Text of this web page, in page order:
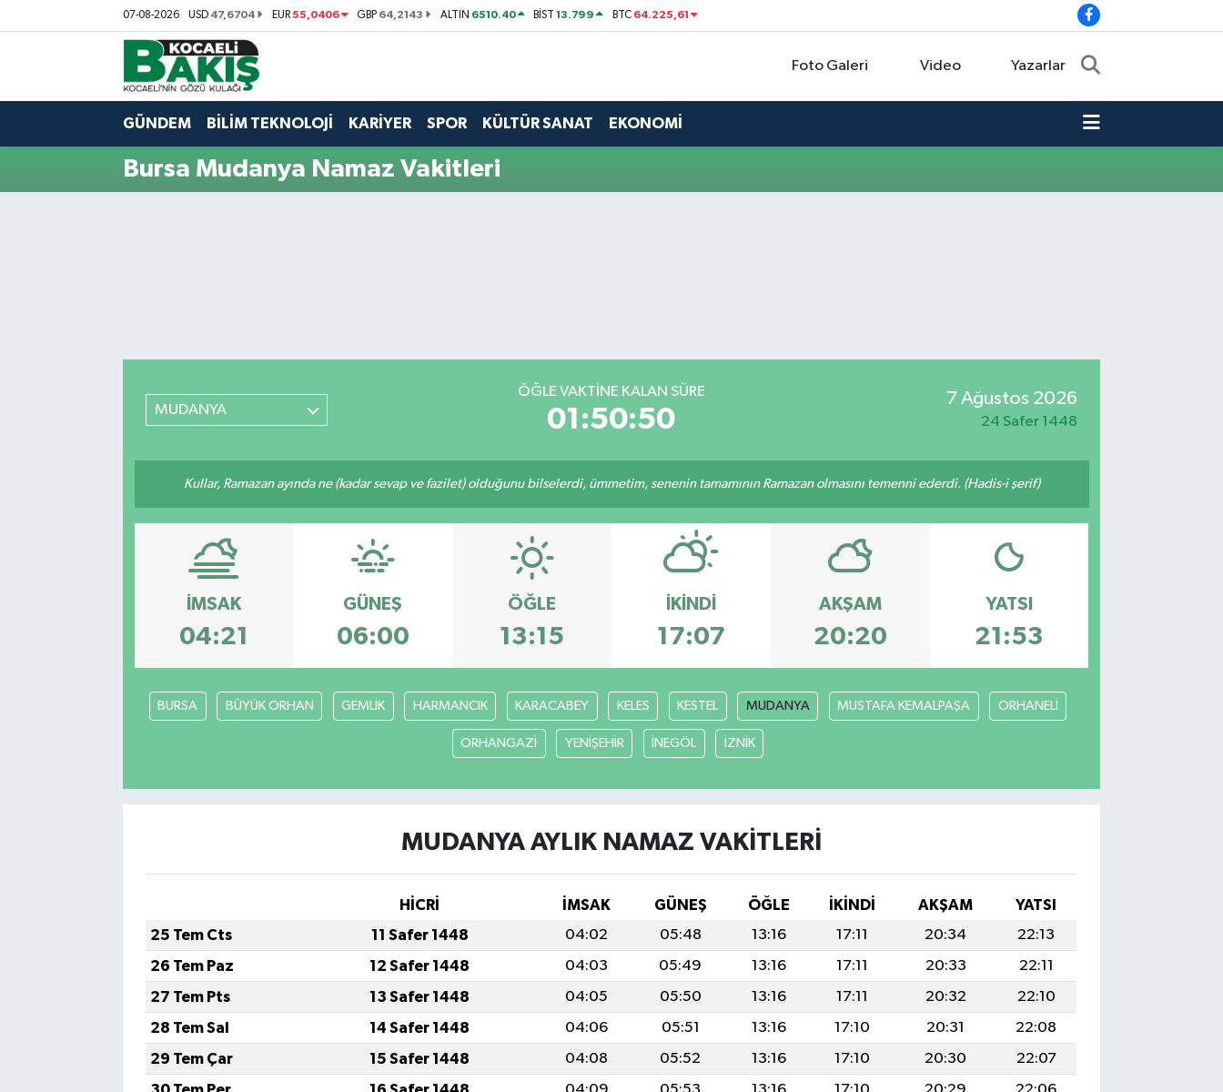
07-08-2026 USD 47,6704 EUR55,0406 GBP 64,2143 ALTIN 6510.40 BİST13.799 BTC 64.225,61
Foto Galeri Video Yazarlar
GÜNDEM BİLİM TEKNOLOJİ KARİYER SPOR KÜLTÜR SANAT EKONOMİ
Bursa Mudanya Namaz Vakitleri
MUDANYA
ÖĞLE VAKTINE KALAN SÜRE
01:50:49
7 Ağustos 2026
24 Safer 1448
Kullar, Ramazan ayında ne (kadar sevap ve fazilet) olduğunu bilselerdi, ümmetim, senenin tamamının Ramazan olmasını temenni ederdi. (Hadis-i şerif)
İMSAK
04:21
GÜNEŞ
06:00
ÖĞLE
13:15
İKINDI
17:07
AKŞAM
20:20
YATSI
21:53
BURSA BÜYÜK ORHAN GEMLİK HARMANCIK KARACABEY KELES KESTEL MUDANYA MUSTAFA KEMALPAŞA ORHANELİ
ORHANGAZİ YENİŞEHİR İNEGÖL İZNİK
MUDANYA AYLIK NAMAZ VAKITLERI
HİCRİ İMSAK GÜNEŞ ÖĞLE İKINDI AKŞAM
YATSI
25 Tem Cts
11 Safer 1448 04:02 05:48 13:16 17:11 20:34
22:13
26 Tem Paz
12 Safer 1448 04:03 05:49 13:16 17:11 20:33
22:11
27 Tem Pts
13 Safer 1448 04:05 05:50 13:16 17:11 20:32
22:10
28 Tem Sal
14 Safer 1448 04:06 05:51 13:16 17:10 20:31
22:08
29 Tem Çar
15 Safer 1448 04:08 05:52 13:16 17:10 20:30
22:07
Kocaeli Nöbetçi Eczaneler
Kocaeli Hava Durumu
Kocaeli Trafik Yoğunluk Haritası